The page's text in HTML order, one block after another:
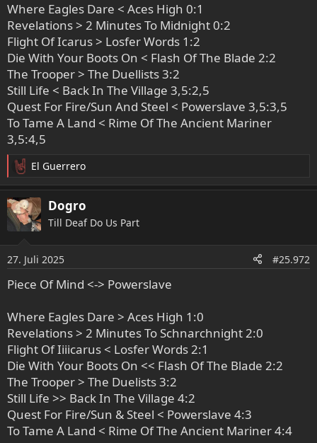
Where Eagles Dare < Aces High 0:1
Revelations > 2 Minutes To Midnight 0:2
Flight Of Icarus > Losfer Words 1:2
Die With Your Boots On < Flash Of The Blade 2:2
The Trooper > The Duellists 3:2
Still Life < Back In The Village 3,5:2,5
Quest For Fire/Sun And Steel < Powerslave 3,5:3,5
To Tame A Land < Rime Of The Ancient Mariner
3,5:4,5
R
e
a
k
t
n
e
n
El Guerrero
Dogro
Till Deaf Do Us Part
27. Juli 2025 #25.972
Piece Of Mind <-> Powerslave
Where Eagles Dare > Aces High 1:0
Revelations > 2 Minutes To Schnarchnight 2:0
Flight Of Iiiicarus < Losfer Words 2:1
Die With Your Boots On << Flash Of The Blade 2:2
The Trooper > The Duelists 3:2
Still Life >> Back In The Village 4:2
Quest For Fire/Sun & Steel < Powerslave 4:3
To Tame A Land < Rime Of The Ancient Mariner 4:4